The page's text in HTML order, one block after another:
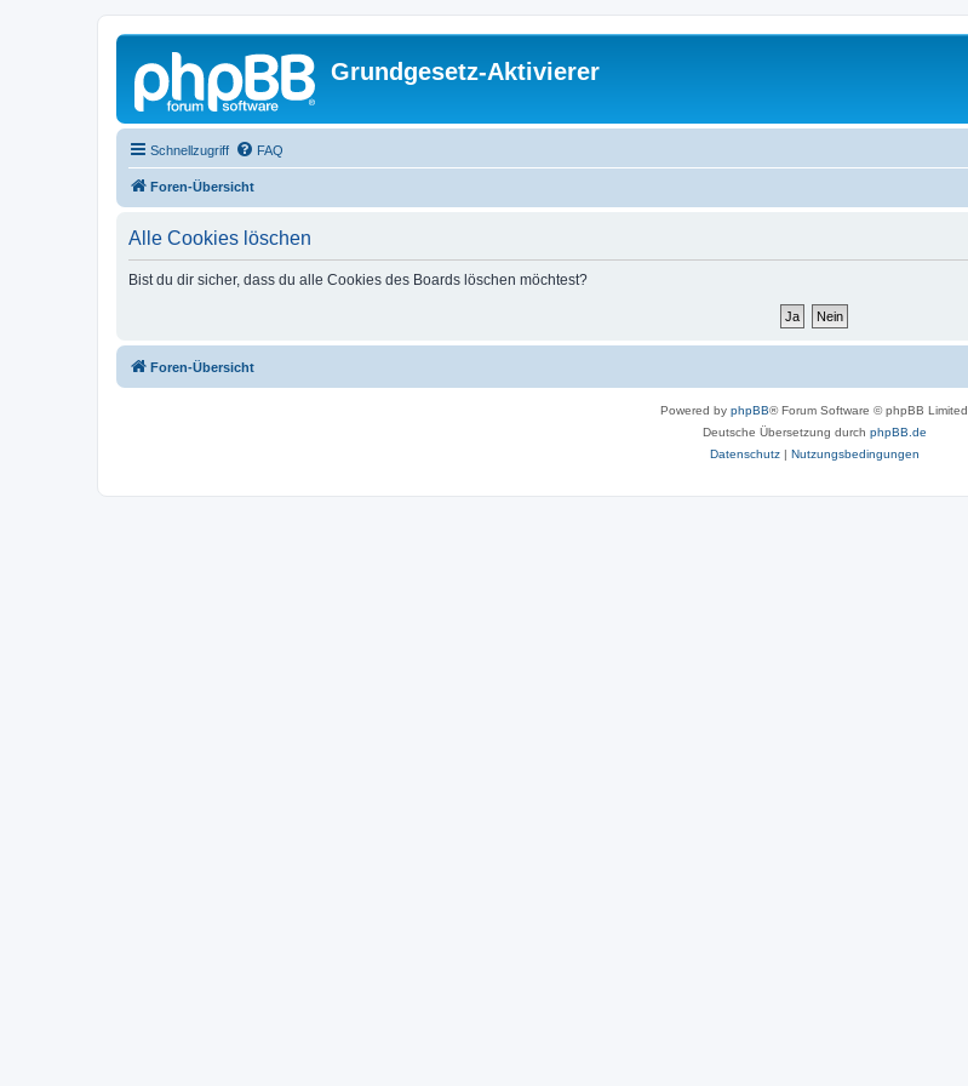
Grundgesetz-Aktivierer
Schnellzugriff FAQ
Foren-Übersicht
Alle Cookies löschen
Bist du dir sicher, dass du alle Cookies des Boards löschen möchtest?
Foren-Übersicht
Powered by phpBB® Forum Software © phpBB Limited
Deutsche Übersetzung durch phpBB.de
Datenschutz| Nutzungsbedingungen